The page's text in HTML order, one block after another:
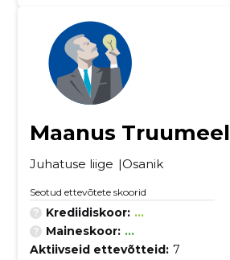
Maanus Truumeel
Juhatuse liige
Osanik
Seotud ettevõtete skoorid
Krediidiskoor: ...
Maineskoor: ...
Aktiivseid ettevõtteid: 7